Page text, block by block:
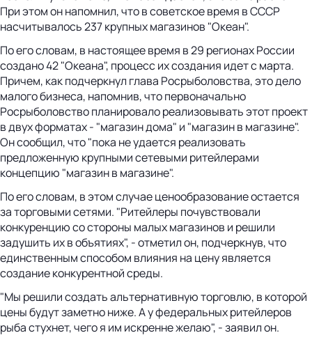
При этом он напомнил, что в советское время в СССР
насчитывалось 237 крупных магазинов "Океан".
По его словам, в настоящее время в 29 регионах России
создано 42 "Океана", процесс их создания идет с марта.
Причем, как подчеркнул глава Росрыболовства, это дело
малого бизнеса, напомнив, что первоначально
Росрыболовство планировало реализовывать этот проект
в двух форматах - "магазин дома" и "магазин в магазине".
Он сообщил, что "пока не удается реализовать
предложенную крупными сетевыми ритейлерами
концепцию "магазин в магазине".
По его словам, в этом случае ценообразование остается
за торговыми сетями. "Ритейлеры почувствовали
конкуренцию со стороны малых магазинов и решили
задушить их в объятиях", - отметил он, подчеркнув, что
единственным способом влияния на цену является
создание конкурентной среды.
"Мы решили создать альтернативную торговлю, в которой
цены будут заметно ниже. А у федеральных ритейлеров
рыба стухнет, чего я им искренне желаю", - заявил он.